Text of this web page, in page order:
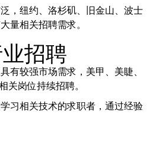
，纽约、洛杉矶、旧金山、波士
量相关招聘需求。
招聘
有较强市场需求，美甲、美睫、
关岗位持续招聘。
习相关技术的求职者，通过经验